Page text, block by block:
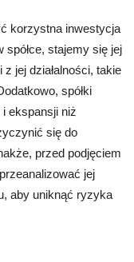
korzystna inwestycja
spółce, stajemy się jej
jej działalności, takie
spółki
ekspansji niż
się do
przed podjęciem
jej
aby uniknąć ryzyka